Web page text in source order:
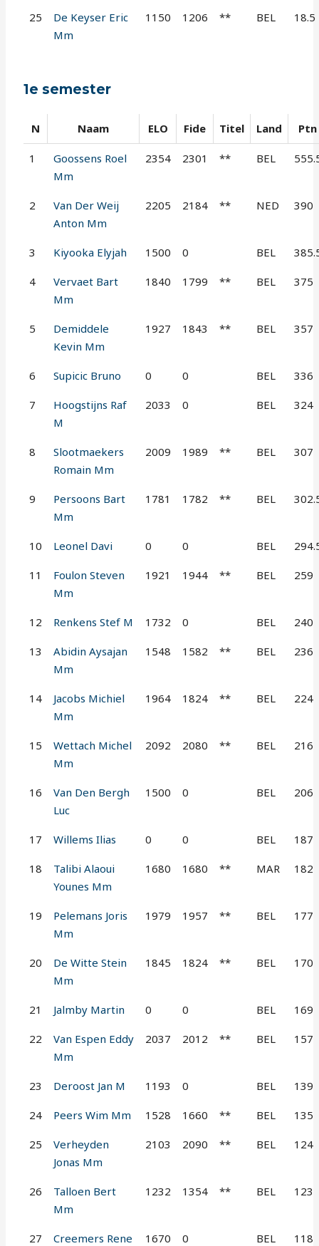
25
De Keyser Eric
Mm
1150 1206 ** BEL 18.5
1e semester
N Naam ELO Fide Titel Land Ptn
1
Goossens Roel
Mm
2354 2301 ** BEL
2
Van Der Weij
Anton Mm
2205 2184 ** NED 390
3 Kiyooka Elyjah 1500 0 BEL
4
Vervaet Bart
Mm
1840 1799 ** BEL 375
5
Demiddele
Kevin Mm
1927 1843 ** BEL 357
6 Supicic Bruno 0 0 BEL 336
7
Hoogstijns Raf
M
2033 0 BEL 324
8
Slootmaekers
Romain Mm
2009 1989 ** BEL 307
9
Persoons Bart
Mm
1781 1782 ** BEL
10 Leonel Davi 0 0 BEL
11
Foulon Steven
Mm
1921 1944 ** BEL 259
12 Renkens Stef M 1732 0 BEL 240
13
Abidin Aysajan
Mm
1548 1582 ** BEL 236
14
Jacobs Michiel
Mm
1964 1824 ** BEL 224
15
Wettach Michel
Mm
2092 2080 ** BEL 216
16
Van Den Bergh
Luc
1500 0 BEL 206
17 Willems Ilias 0 0 BEL 187
18
Talibi Alaoui
Younes Mm
1680 1680 ** MAR 182
19
Pelemans Joris
Mm
1979 1957 ** BEL 177
20
De Witte Stein
Mm
1845 1824 ** BEL 170
21 Jalmby Martin 0 0 BEL 169
22
Van Espen Eddy
Mm
2037 2012 ** BEL 157
23 Deroost Jan M 1193 0 BEL 139
24 Peers Wim Mm 1528 1660 ** BEL 135
25
Verheyden
Jonas Mm
2103 2090 ** BEL 124
26
Talloen Bert
Mm
1232 1354 ** BEL 123
27
Creemers Rene
1670 0 BEL 118